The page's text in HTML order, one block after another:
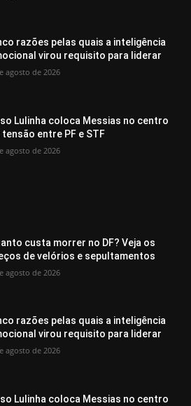
razões pelas quais a inteligência
virou requisito para liderar
agosto de 2026
Lulinha coloca Messias no centro
tensão entre PF e STF
agosto de 2026
custa morrer no DF? Veja os
de velórios e sepultamentos
agosto de 2026
razões pelas quais a inteligência
virou requisito para liderar
agosto de 2026
Lulinha coloca Messias no centro